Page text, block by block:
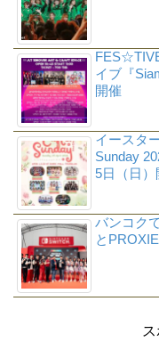
イブ『
開催
イースタ
Sunday
5日（日）
バンコク
とPROXIE